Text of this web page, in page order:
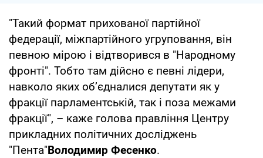
"Такий формат прихованої партійної
федерації, міжпартійного угруповання, він
певною мірою і відтворився в "Народному
фронті". Тобто там дійсно є певні лідери,
навколо яких об’єдналися депутати як у
фракції парламентській, так і поза межами
фракції", – каже голова правління Центру
прикладних політичних досліджень
"Пента"Володимир Фесенко.